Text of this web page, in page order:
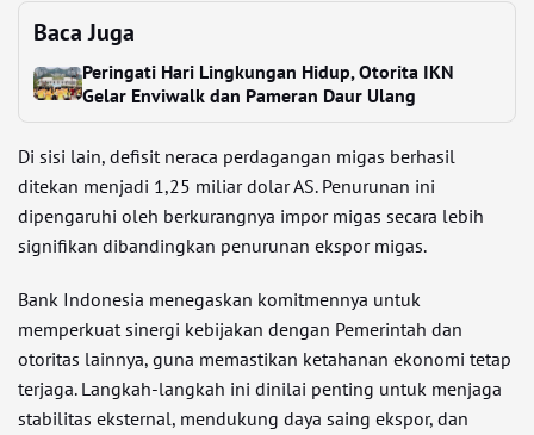
Baca Juga
Peringati Hari Lingkungan Hidup, Otorita IKN
Gelar Enviwalk dan Pameran Daur Ulang
Di sisi lain, defisit neraca perdagangan migas berhasil
ditekan menjadi 1,25 miliar dolar AS. Penurunan ini
dipengaruhi oleh berkurangnya impor migas secara lebih
signifikan dibandingkan penurunan ekspor migas.
Bank Indonesia menegaskan komitmennya untuk
memperkuat sinergi kebijakan dengan Pemerintah dan
otoritas lainnya, guna memastikan ketahanan ekonomi tetap
terjaga. Langkah-langkah ini dinilai penting untuk menjaga
stabilitas eksternal, mendukung daya saing ekspor, dan